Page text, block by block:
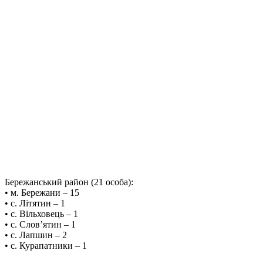
Бережанський район (21 особа):
• м. Бережани – 15
• с. Літятин – 1
• с. Вільховець – 1
• с. Слов’ятин – 1
• с. Лапшин – 2
• с. Курапатники – 1